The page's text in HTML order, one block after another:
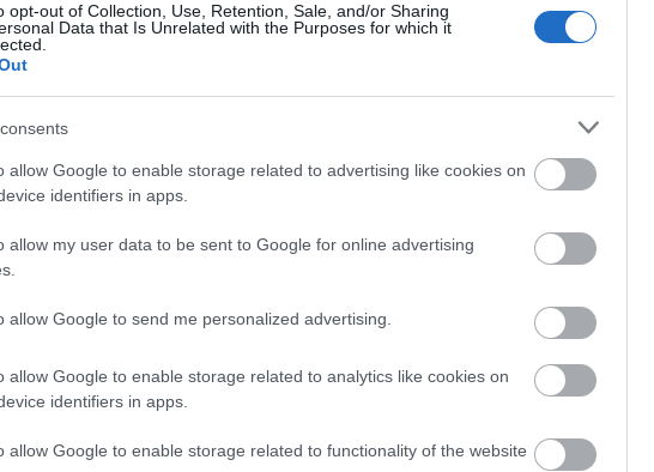
opt-out of Collection, Use, Retention, Sale, and/or Sharing
Data that Is Unrelated with the Purposes for which it
allow Google to enable storage related to advertising like cookies on
identifiers in apps.
allow my user data to be sent to Google for online advertising
allow Google to send me personalized advertising.
allow Google to enable storage related to analytics like cookies on
identifiers in apps.
allow Google to enable storage related to functionality of the website
Pau Cabanes, Logan Costa, Foyth, Mouriño
puede tener minutos tras superar su lesión.
de los internacionales. En la portería,
será el lateral derecho por las bajas de Foyth y
más frecuentes
la prestigiosa app y web de resultados, es quien
A continuación respondemos las preguntas más
sobre SofaScore.